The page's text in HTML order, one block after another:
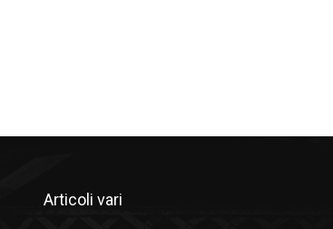
Articoli vari